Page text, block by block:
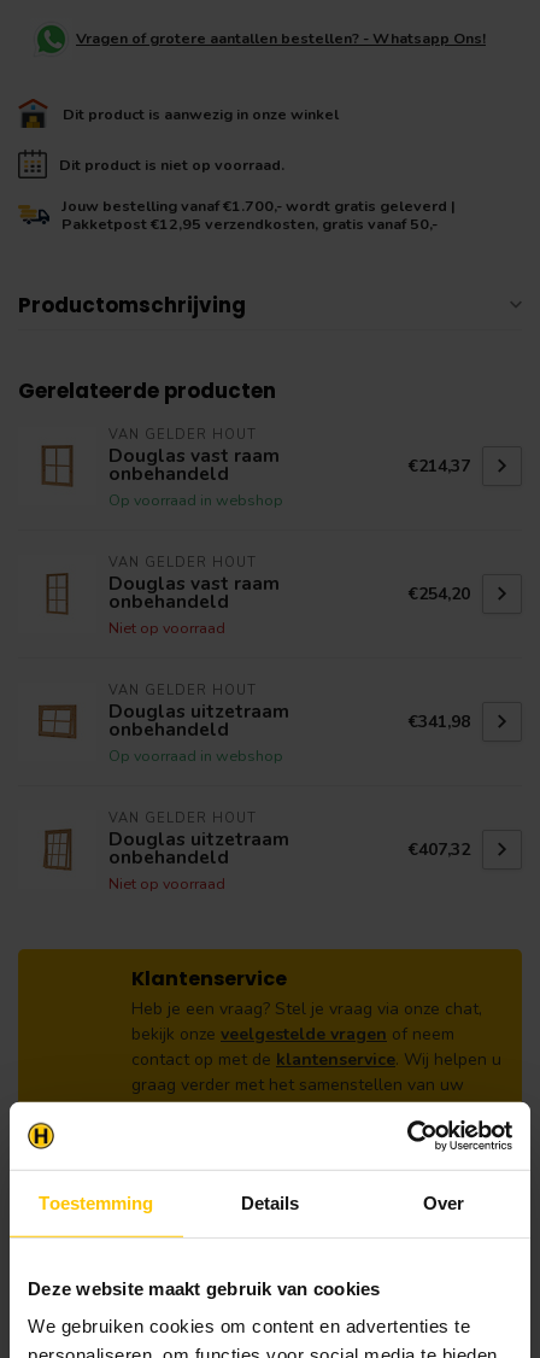
Toestemming Details Over
Deze website maakt gebruik van cookies
We gebruiken cookies om content en advertenties te
Vragen of grotere aantallen bestellen? - Whatsapp Ons!
Dit product is aanwezig in onze winkel
Dit product is niet op voorraad.
Jouw bestelling vanaf €1.700,- wordt gratis geleverd |
Pakketpost €12,95 verzendkosten, gratis vanaf 50,-
Productomschrijving
Gerelateerde producten
VAN GELDER HOUT
Douglas vast raam
onbehandeld
Op voorraad in webshop
€214,37
VAN GELDER HOUT
Douglas vast raam
onbehandeld
Niet op voorraad
€254,20
VAN GELDER HOUT
Douglas uitzetraam
onbehandeld
Op voorraad in webshop
€341,98
VAN GELDER HOUT
Douglas uitzetraam
onbehandeld
Niet op voorraad
€407,32
Klantenservice
Heb je een vraag? Stel je vraag via onze chat,
bekijk onze veelgestelde vragen of neem
contact op met de klantenservice. Wij helpen u
graag verder met het samenstellen van uw
bestelling.
Afhalen en zeker weten dan uw
producten aanwezig zijn?:
1.Voeg alle gewenste producten toe in de
Rond de bestelling af waarbij je kiest voor